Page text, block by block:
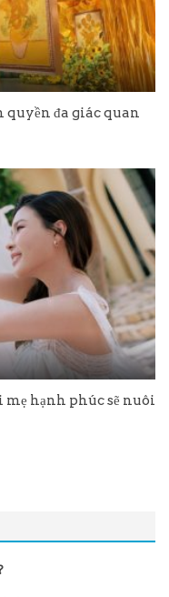
quyền đa giác quan
hạnh phúc sẽ nuôi